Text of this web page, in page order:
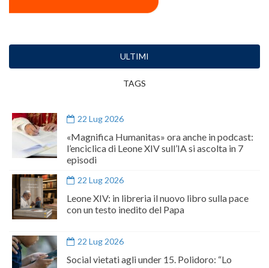
ULTIMI
TAGS
22 Lug 2026
«Magnifica Humanitas» ora anche in podcast:
l’enciclica di Leone XIV sull’IA si ascolta in 7
episodi
22 Lug 2026
Leone XIV: in libreria il nuovo libro sulla pace
con un testo inedito del Papa
22 Lug 2026
Social vietati agli under 15. Polidoro: “Lo